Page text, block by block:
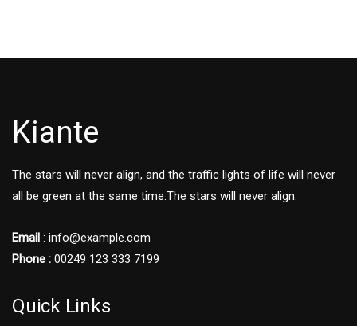
Kiante
The stars will never align, and the traffic lights of life will never
all be green at the same time.The stars will never align.
Email : info@example.com
Phone : 00249 123 333 7199
Quick Links